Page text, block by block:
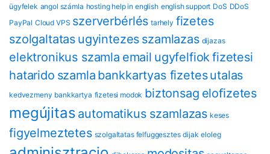
ügyfelek angol számla hosting help in english english support DoS DDoS
PayPal Cloud VPS szerverbérlés tarhely fizetes
szolgaltatas ugyintezes szamlazas dijazas
elektronikus szamla email ugyfelfiok fizetesi
hatarido szamla bankkartyas fizetesutalas
kedvezmeny bankkartya fizetesi modok biztonsag eloﬁzetes
megújitas automatikus szamlazas keses
figyelmeztetes szolgaltatas felfuggesztes dijak eloleg